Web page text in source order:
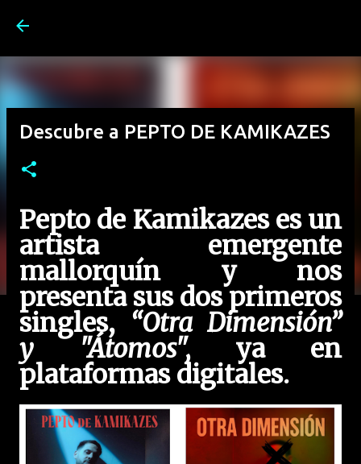
Descubre a PEPTO DE KAMIKAZES
Pepto de Kamikazes es un
artista emergente
mallorquín y nos
presenta sus dos primeros
singles, “Otra Dimensión”
y "Átomos", ya
en
plataformas digitales.